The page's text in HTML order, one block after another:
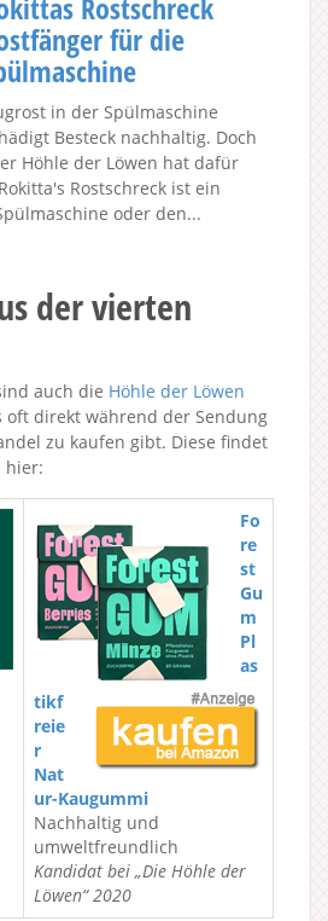
für die
in der Spülmaschine
Besteck nachhaltig. Doch
Höhle der Löwen hat dafür
Rostschreck ist ein
oder den...
der vierten
auch die Höhle der Löwen
oft direkt während der Sendung
zu kaufen gibt. Diese findet
hier:
Fo
re
st
Gu
m
Pl
as
tikf
reie
r
Nat
ur-Kaugummi
Nachhaltig und
umweltfreundlich
Kandidat bei „Die Höhle der
Löwen“ 2020